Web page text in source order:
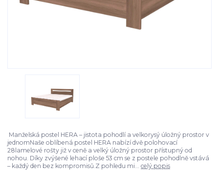
Manželská postel HERA – jistota pohodlí a velkorysý úložný prostor v
jednomNaše oblíbená postel HERA nabízí dvě polohovací
28lamelové rošty již v ceně a velký úložný prostor přístupný od
nohou. Díky zvýšené lehací ploše 53 cm se z postele pohodlně vstává
– každý den bez kompromisů.Z pohledu mi... celý popis